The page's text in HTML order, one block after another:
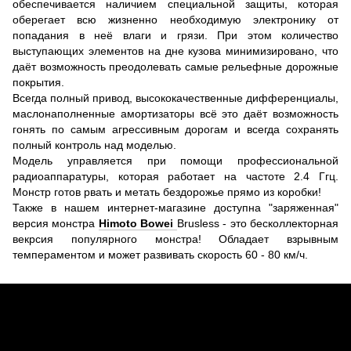
обеспечивается наличием специальной защиты, которая
оберегает всю жизненно необходимую электронику от
попадания в неё влаги и грязи. При этом количество
выступающих элементов на дне кузова минимизировано, что
даёт возможность преодолевать самые рельефные дорожные
покрытия.
Всегда полный привод, высококачественные дифференциалы,
маслонаполненные амортизаторы всё это даёт возможность
гонять по самым агрессивным дорогам и всегда сохранять
полный контроль над моделью.
Модель управляется при помощи профессиональной
радиоаппаратуры, которая работает на частоте 2.4 Ггц.
Монстр готов рвать и метать бездорожье прямо из коробки!
Также в нашем интернет-магазине доступна "заряженная"
версия монстра Himoto Bowei Brusless - это бесколлекторная
векрсия популярного монстра! Обладает взрывным
темпераментом и может развивать скорость 60 - 80 км/ч.